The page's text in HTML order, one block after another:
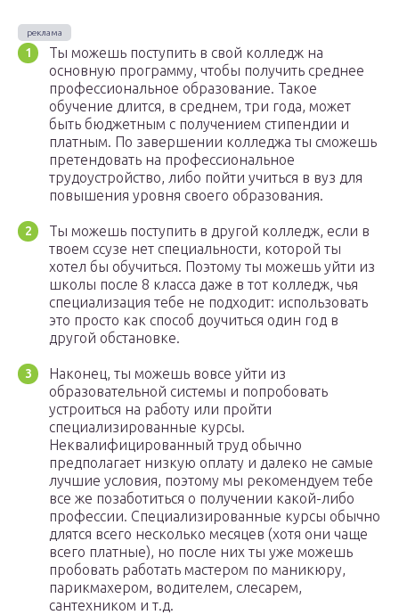
Ты можешь поступить в свой колледж на
основную программу, чтобы получить среднее
профессиональное образование. Такое
обучение длится, в среднем, три года, может
быть бюджетным с получением стипендии и
платным. По завершении колледжа ты сможешь
претендовать на профессиональное
трудоустройство, либо пойти учиться в вуз для
повышения уровня своего образования.
Ты можешь поступить в другой колледж, если в
твоем ссузе нет специальности, которой ты
хотел бы обучиться. Поэтому ты можешь уйти из
школы после 8 класса даже в тот колледж, чья
специализация тебе не подходит: использовать
это просто как способ доучиться один год в
другой обстановке.
Наконец, ты можешь вовсе уйти из
образовательной системы и попробовать
устроиться на работу или пройти
специализированные курсы.
Неквалифицированный труд обычно
предполагает низкую оплату и далеко не самые
лучшие условия, поэтому мы рекомендуем тебе
все же позаботиться о получении какой-либо
профессии. Специализированные курсы обычно
длятся всего несколько месяцев (хотя они чаще
всего платные), но после них ты уже можешь
пробовать работать мастером по маникюру,
парикмахером, водителем, слесарем,
сантехником и т.д.